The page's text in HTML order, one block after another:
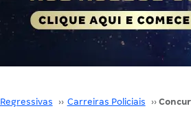
Regressivas ›› Carreiras Policiais ››